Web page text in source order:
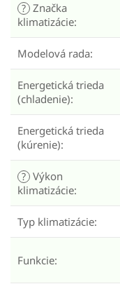
? Značka
klimatizácie:
Modelová rada:
Energetická trieda
(chladenie):
Energetická trieda
(kúrenie):
? Výkon
klimatizácie:
Typ klimatizácie:
Funkcie: